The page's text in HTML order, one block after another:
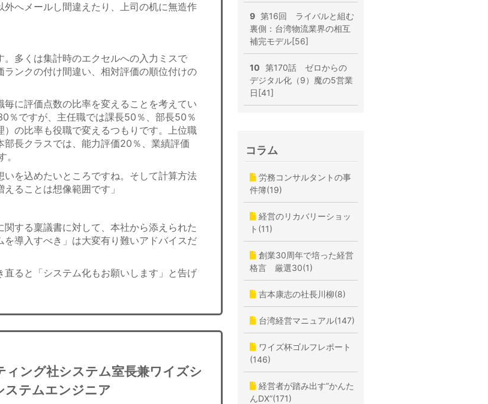
へメールし間違えたり、上司の机に無造作
。多くは集計時のエクセルへの入力ミスで
ンクの付け間違い、相対評価の順位付けの
毎に評価点数の比率を変えることを考えてい
％ですが、主任職では課長50％、部長50％
の比率も役職で変えるつもりです。上位職
長クラスでは、能力評価20％、業績評価
いを込めたいところですね。そして計算方法
ることは想像範囲です」
する稟議書に対して、本社から添えられた
導入すべき」は大変有り難いアドバイスだ
ると「システム化もお願いします」と告げ
ィング社システム室長兼ワイズシ
ステムエンジニア
9 第16回 ライバルと組む
裏側：台湾物流業界の相互
補完モデル[56]
10 第170話 ゼロからの
デジタル化（9）魔の5営業
日[41]
コラム
労務コンサルタントの事
件簿(19)
経営のリカバリーショッ
ト(11)
創業30周年で培った経営
格言 厳選30(1)
吉本康志の社長川柳(8)
台湾経営マニュアル(147)
ワイズ杯ゴルフレポート
(146)
経営者が踏み出す”かんた
んDX”(171)